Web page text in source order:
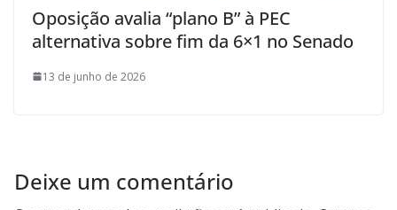
Oposição avalia “plano B” à PEC
alternativa sobre fim da 6×1 no Senado
13 de junho de 2026
Deixe um comentário